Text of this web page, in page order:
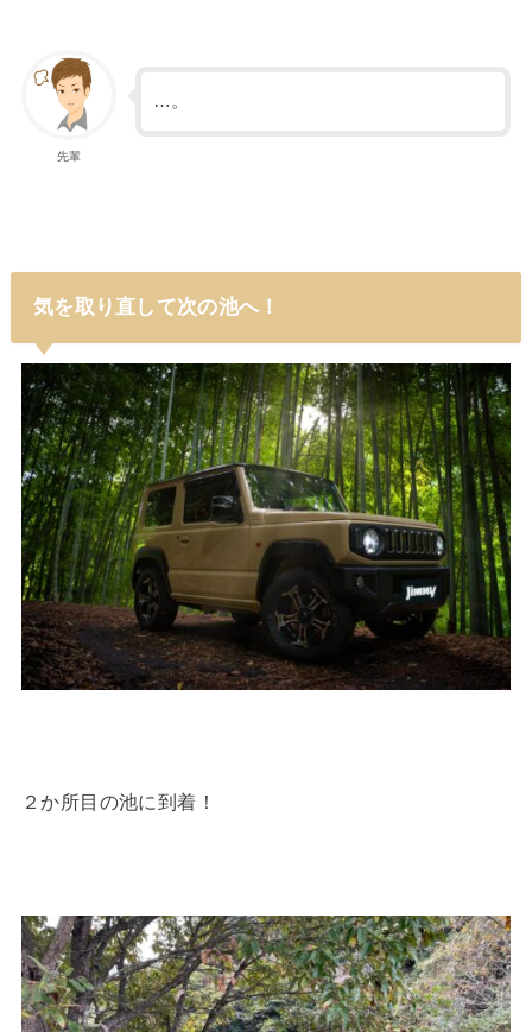
先輩
…。
気を取り直して次の池へ！
２か所目の池に到着！